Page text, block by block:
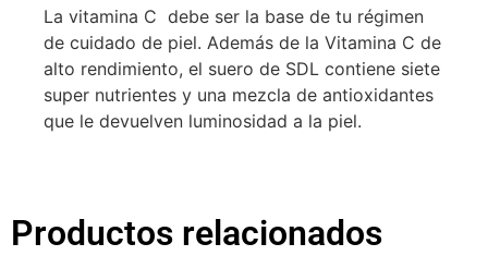
La vitamina C debe ser la base de tu régimen
de cuidado de piel. Además de la Vitamina C de
alto rendimiento, el suero de SDL contiene siete
super nutrientes y una mezcla de antioxidantes
que le devuelven luminosidad a la piel.
Productos relacionados